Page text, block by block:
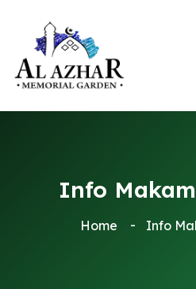
Info
Home Info